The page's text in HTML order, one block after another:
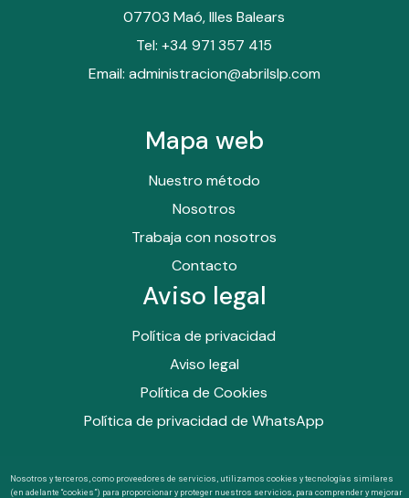
07703 Maó, Illes Balears
Tel: +34 971 357 415
Email: administracion@abrilslp.com
Mapa web
Nuestro método
Nosotros
Trabaja con nosotros
Contacto
Aviso legal
Política de privacidad
Aviso legal
Política de Cookies
Política de privacidad de WhatsApp
Nosotros y terceros, como proveedores de servicios, utilizamos cookies y tecnologías similares
(en adelante “cookies”) para proporcionar y proteger nuestros servicios, para comprender y mejorar